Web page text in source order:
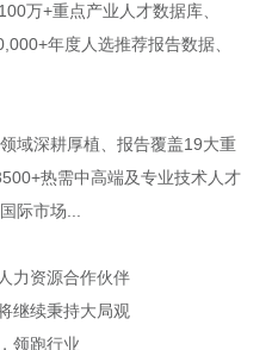
万+重点产业人才数据库、
年度人选推荐报告数据、
域深耕厚植、报告覆盖19大重
热需中高端及专业技术人才
际市场...
力资源合作伙伴
继续秉持大局观
领跑行业